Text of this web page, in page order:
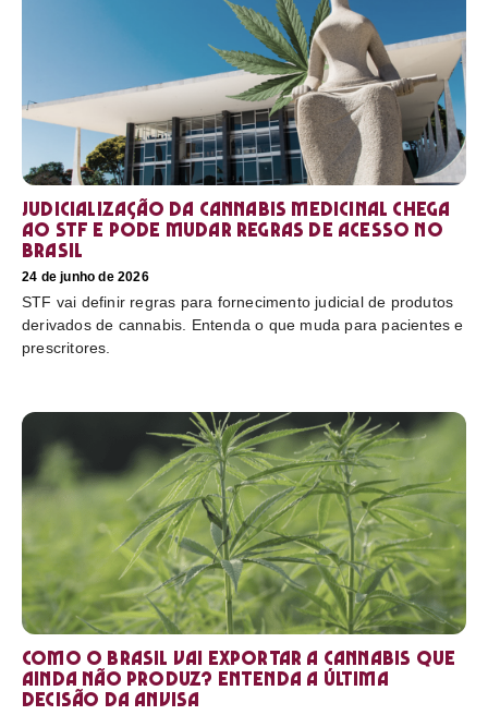
Judicialização da cannabis medicinal chega
ao STF e pode mudar regras de acesso no
Brasil
24 de junho de 2026
STF vai definir regras para fornecimento judicial de produtos
derivados de cannabis. Entenda o que muda para pacientes e
prescritores.
Como o Brasil vai exportar a cannabis que
ainda não produz? Entenda a última
decisão da Anvisa